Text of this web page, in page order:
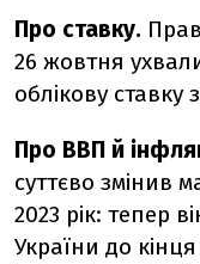
Про ставку.
26 жовтня
облікову ставку
Про ВВП й
суттєво змінив
2023 рік: тепер
України до